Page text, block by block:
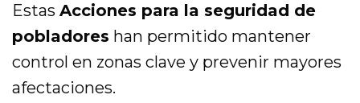
EstasAcciones para la seguridad de
pobladores han permitido mantener
control en zonas clave y prevenir mayores
afectaciones.